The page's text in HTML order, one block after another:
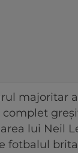
majoritar
lui Neil
fotbalul